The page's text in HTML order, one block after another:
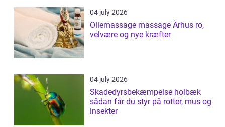
04 july 2026
Oliemassage massage Århus ro,
velvære og nye kræfter
04 july 2026
Skadedyrsbekæmpelse holbæk
sådan får du styr på rotter, mus og
insekter